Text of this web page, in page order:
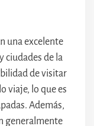
una excelente
ciudades de la
de visitar
viaje, lo que es
Además,
generalmente